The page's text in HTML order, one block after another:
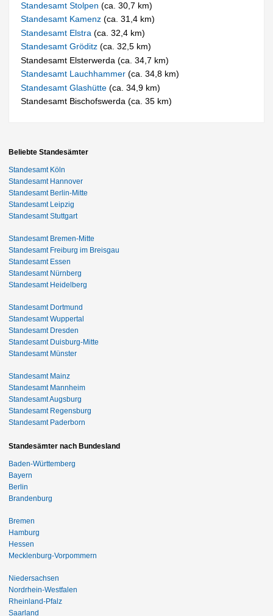
Standesamt Stolpen(ca. 30,7 km)
Standesamt Kamenz(ca. 31,4 km)
Standesamt Elstra(ca. 32,4 km)
Standesamt Gröditz(ca. 32,5 km)
Standesamt Elsterwerda (ca. 34,7 km)
Standesamt Lauchhammer(ca. 34,8 km)
Standesamt Glashütte(ca. 34,9 km)
Standesamt Bischofswerda (ca. 35 km)
Beliebte Standesämter
Standesamt Köln
Standesamt Hannover
Standesamt Berlin-Mitte
Standesamt Leipzig
Standesamt Stuttgart
Standesamt Bremen-Mitte
Standesamt Freiburg im Breisgau
Standesamt Essen
Standesamt Nürnberg
Standesamt Heidelberg
Standesamt Dortmund
Standesamt Wuppertal
Standesamt Dresden
Standesamt Duisburg-Mitte
Standesamt Münster
Standesamt Mainz
Standesamt Mannheim
Standesamt Augsburg
Standesamt Regensburg
Standesamt Paderborn
Standesämter nach Bundesland
Baden-Württemberg
Bayern
Berlin
Brandenburg
Bremen
Hamburg
Hessen
Mecklenburg-Vorpommern
Niedersachsen
Nordrhein-Westfalen
Rheinland-Pfalz
Saarland